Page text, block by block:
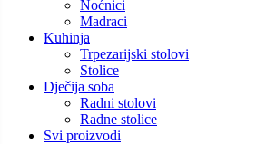
Noćnici
Madraci
Kuhinja
Trpezarijski stolovi
Stolice
Dječija soba
Radni stolovi
Radne stolice
Svi proizvodi